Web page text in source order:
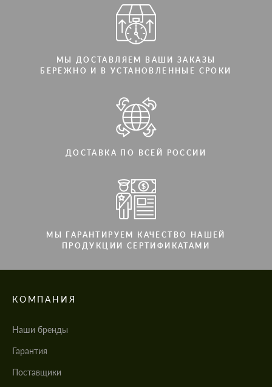
МЫ ДОСТАВЛЯЕМ ВАШИ ЗАКАЗЫ
БЕРЕЖНО И В УСТАНОВЛЕННЫЕ СРОКИ
ДОСТАВКА ПО ВСЕЙ РОССИИ
МЫ ГАРАНТИРУЕМ КАЧЕСТВО НАШЕЙ
ПРОДУКЦИИ СЕРТИФИКАТАМИ
КОМПАНИЯ
Наши бренды
Гарантия
Поставщики